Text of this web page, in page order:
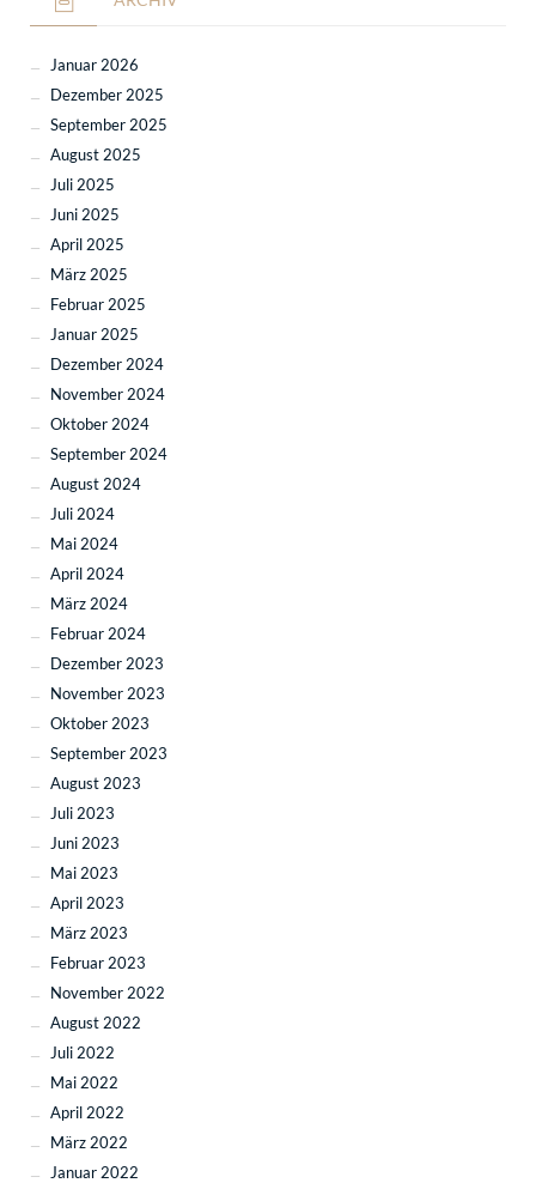
Januar 2026
Dezember 2025
September 2025
August 2025
Juli 2025
Juni 2025
April 2025
März 2025
Februar 2025
Januar 2025
Dezember 2024
November 2024
Oktober 2024
September 2024
August 2024
Juli 2024
Mai 2024
April 2024
März 2024
Februar 2024
Dezember 2023
November 2023
Oktober 2023
September 2023
August 2023
Juli 2023
Juni 2023
Mai 2023
April 2023
März 2023
Februar 2023
November 2022
August 2022
Juli 2022
Mai 2022
April 2022
März 2022
Januar 2022